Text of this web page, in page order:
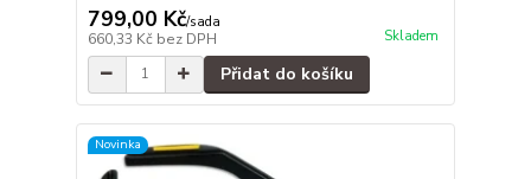
799,00 Kč/sada
660,33 Kč bez DPH Skladem
Přidat do košíku
Novinka